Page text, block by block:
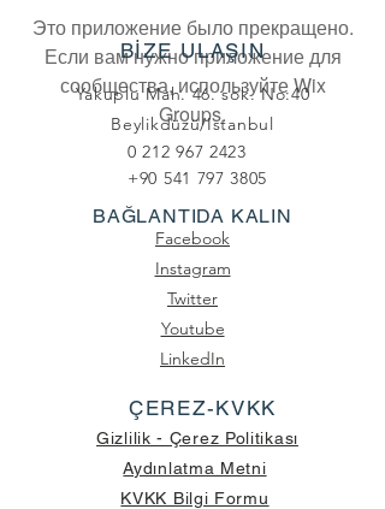
Это приложение было прекращено.
Если вам нужно приложение для
сообщества, используйте Wix
Groups.
BİZE ULAŞIN
Yakuplu Mah. 46. sok. No:40
Beylikdüzü/Istanbul
0 212 967 2423
+90 541 797 3805
BAĞLANTIDA KALIN
Facebook
Instagram
Twitter
Youtube
LinkedIn
ÇEREZ-KVKK
Gizlilik - Çerez Politikası
Aydınlatma Metni
KVKK Bilgi Formu